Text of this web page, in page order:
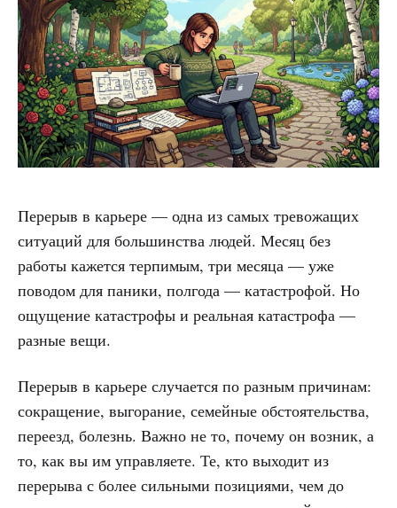
Перерыв в карьере — одна из самых тревожащих
ситуаций для большинства людей. Месяц без
работы кажется терпимым, три месяца — уже
поводом для паники, полгода — катастрофой. Но
ощущение катастрофы и реальная катастрофа —
разные вещи.
Перерыв в карьере случается по разным причинам:
сокращение, выгорание, семейные обстоятельства,
переезд, болезнь. Важно не то, почему он возник, а
то, как вы им управляете. Те, кто выходит из
перерыва с более сильными позициями, чем до